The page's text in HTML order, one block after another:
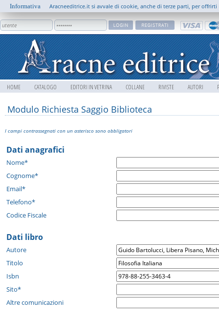
HOME CATALOGO EDITORI IN VETRINA COLLANE RIVISTE AUTORI
Modulo Richiesta Saggio Biblioteca
I campi contrassegnati con un asterisco sono obbligatori
Dati anagrafici
Nome*
Cognome*
Email*
Telefono*
Codice Fiscale
Dati libro
Autore
Titolo
Isbn
Sito*
Altre comunicazioni
Informativa Aracneeditrice.it si avvale di cookie, anche di terze parti, per